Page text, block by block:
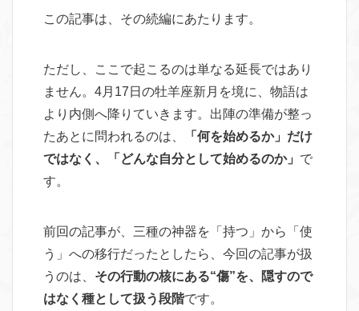
この記事は、その続編にあたります。
ただし、ここで起こるのは単なる延長ではあり
ません。4月17日の牡羊座新月を境に、物語は
より内側へ降りていきます。出陣の準備が整っ
たあとに問われるのは、
「何を始めるか」だけ
ではなく、「どんな自分として始めるのか」 で
す。
前回の記事が、三種の神器を「持つ」から「使
う」への移行だったとしたら、今回の記事が扱
うのは、 その行動の核にある“傷”を、隠すので
はなく種として扱う段階です。